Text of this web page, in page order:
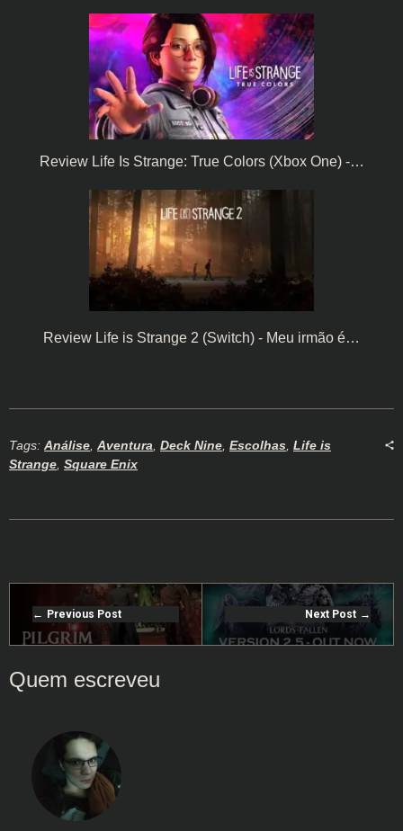
Review Life Is Strange: True Colors (Xbox One) -…
Review Life is Strange 2 (Switch) - Meu irmão é…
Tags: Análise Aventura Deck Nine Escolhas Life is
Strange Square Enix
Previous Post Next Post